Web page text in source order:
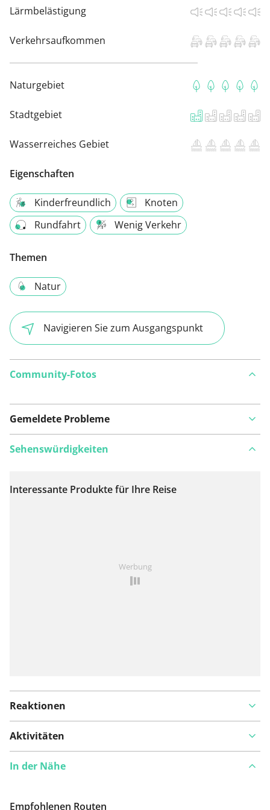
Lärmbelästigung
Verkehrsaufkommen
Naturgebiet
Stadtgebiet
Wasserreiches Gebiet
Eigenschaften
Kinderfreundlich
Knoten
Rundfahrt
Wenig Verkehr
Themen
Natur
Navigieren Sie zum Ausgangspunkt
Community-Fotos
Gemeldete Probleme
Auf Karte anzeigen
Sehenswürdigkeiten
Interessante Produkte für Ihre Reise
Werbung
Reaktionen
Aktivitäten
In der Nähe
Empfohlenen Routen